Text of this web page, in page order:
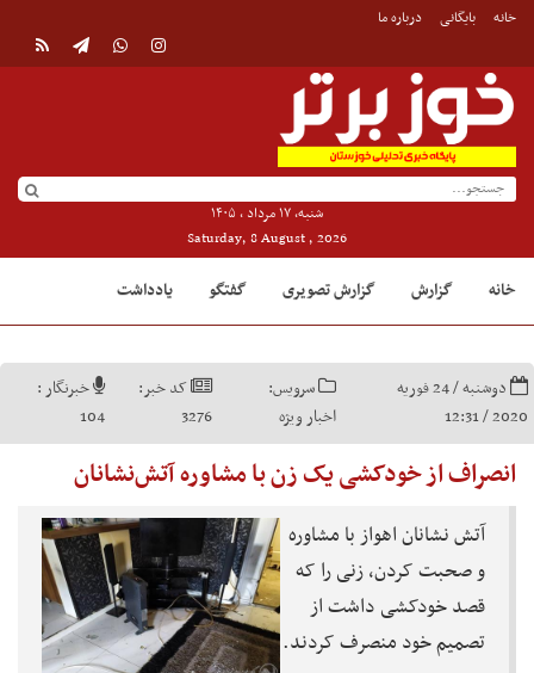
خانه بایگانی درباره ما
شنبه, ۱۷ مرداد , ۱۴۰۵
Saturday, 8 August , 2026
خانه گزارش گزارش تصویری گفتگو یادداشت
دوشنبه / 24 فوریه
2020 / 12:31
سرویس:
اخبار ویژه
کد خبر:
3276
خبرنگار :
104
انصراف از خودکشی یک زن با مشاوره آتش‌نشانان
آتش نشانان اهواز با مشاوره
و صحبت کردن، زنی را که
قصد خودکشی داشت از
تصمیم خود منصرف کردند.